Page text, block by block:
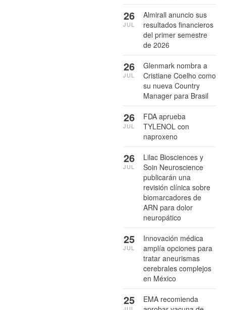
Almirall anuncio sus
resultados financieros
del primer semestre
de 2026
26
JUL
Glenmark nombra a
Cristiane Coelho como
su nueva Country
Manager para Brasil
26
JUL
FDA aprueba
TYLENOL con
naproxeno
26
JUL
Lilac Biosciences y
Soin Neuroscience
publicarán una
revisión clínica sobre
biomarcadores de
ARN para dolor
neuropático
26
JUL
Innovación médica
amplía opciones para
tratar aneurismas
cerebrales complejos
en México
25
JUL
EMA recomienda
25